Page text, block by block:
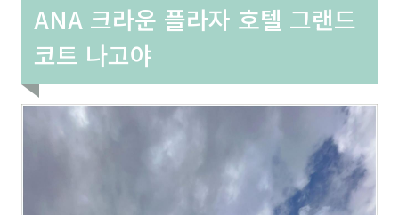
ANA 크라운 플라자 호텔 그랜드
코트 나고야